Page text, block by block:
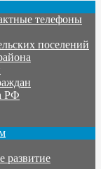
телефоны
поселений
РФ
развитие